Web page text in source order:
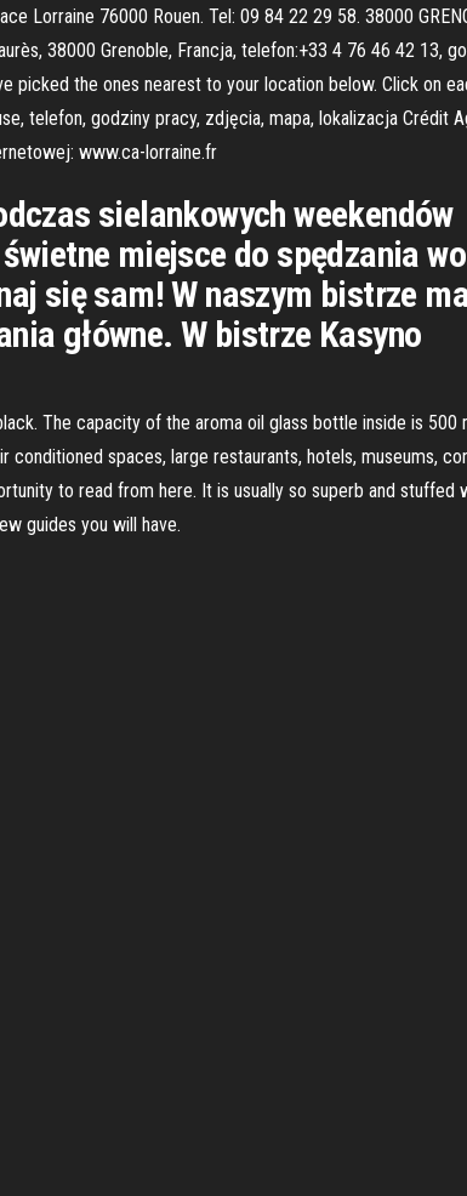
Lorraine 76000 Rouen. Tel: 09 84 22 29 58. 38000
38000 Grenoble, Francja, telefon:+33 4 76 46 42 13,
the ones nearest to your location below. Click on
telefon, godziny pracy, zdjęcia, mapa, lokalizacja Crédit
www.ca-lorraine.fr
sielankowych weekendów
miejsce do spędzania
się sam! W naszym bistrze
główne. W bistrze Kasyno
The capacity of the aroma oil glass bottle inside is 500
conditioned spaces, large restaurants, hotels, museums,
to read from here. It is usually so superb and stuffed
guides you will have.